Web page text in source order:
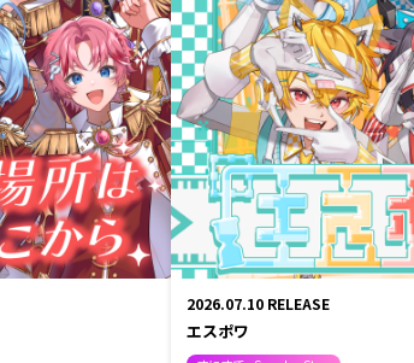
2026.07.10 RELEASE
エスポワ